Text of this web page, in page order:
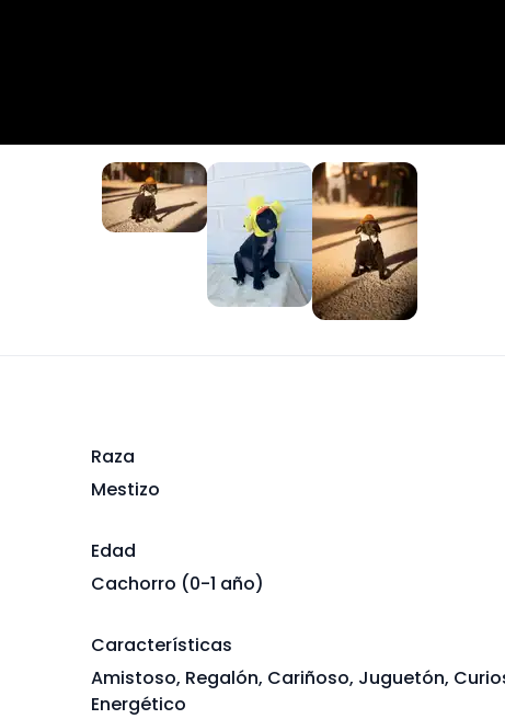
Raza
Mestizo
Edad
Cachorro (0-1 año)
Características
Amistoso, Regalón, Cariñoso, Juguetón,
Energético